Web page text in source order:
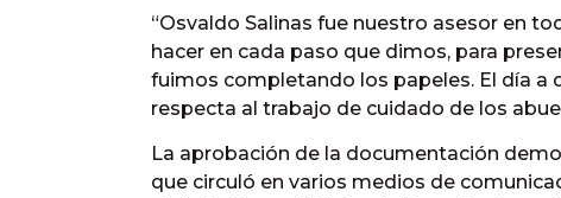
“Osvaldo Salinas fue nuestro asesor en
hacer en cada paso que dimos, para
fuimos completando los papeles. El día a
respecta al trabajo de cuidado de los
La aprobación de la documentación
que circuló en varios medios de